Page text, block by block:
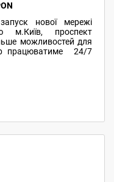
нової мережі
проспект
можливостей для
працюватиме 24/7